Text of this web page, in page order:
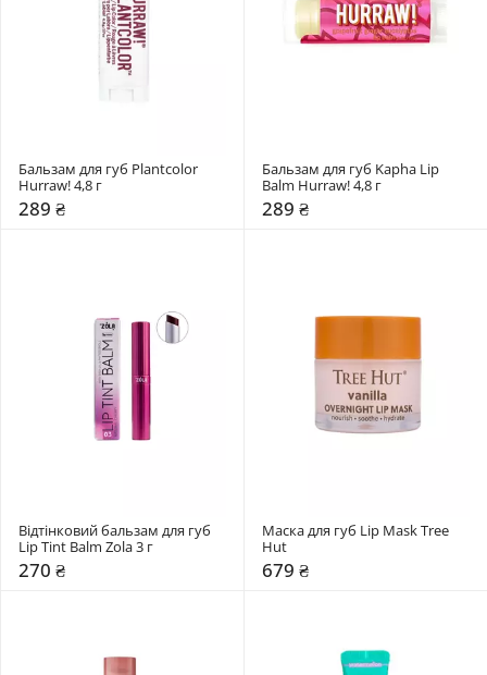
Бальзам для губ Plantcolor
Hurraw! 4,8 г
289 ₴
Бальзам для губ Kapha Lip
Balm Hurraw! 4,8 г
289 ₴
Відтінковий бальзам для губ
Lip Tint Balm Zola 3 г
270 ₴
Маска для губ Lip Mask Tree
Hut
679 ₴